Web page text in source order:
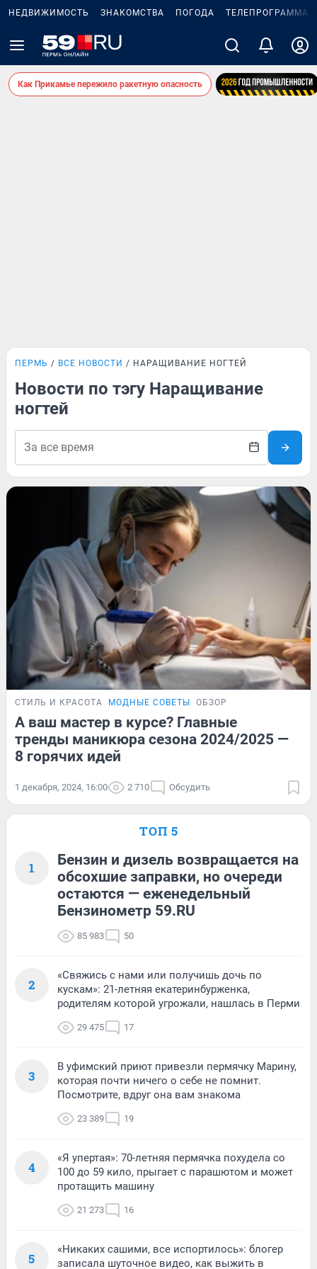
НЕДВИЖИМОСТЬ ЗНАКОМСТВА ПОГОДА ТЕЛЕПРОГРАММА
Как Прикамье пережило ракетную опасность
ПЕРМЬ ВСЕ НОВОСТИ НАРАЩИВАНИЕ НОГТЕЙ
Новости по тэгу Наращивание
ногтей
СТИЛЬ И КРАСОТА МОДНЫЕ СОВЕТЫ ОБЗОР
А ваш мастер в курсе? Главные
тренды маникюра сезона 2024/2025 —
8 горячих идей
1 декабря, 2024, 16:00 2 710 Обсудить
ТОП 5
1
Бензин и дизель возвращается на
обсохшие заправки, но очереди
остаются — еженедельный
Бензинометр 59.RU
85 983 50
2
«Свяжись с нами или получишь дочь по
кускам»: 21-летняя екатеринбурженка,
родителям которой угрожали, нашлась в Перми
29 475 17
3
В уфимский приют привезли пермячку Марину,
которая почти ничего о себе не помнит.
Посмотрите, вдруг она вам знакома
23 389 19
4
«Я упертая»: 70-летняя пермячка похудела со
100 до 59 кило, прыгает с парашютом и может
протащить машину
21 273 16
5
«Никаких сашими, все испортилось»: блогер
записала шуточное видео, как выжить в